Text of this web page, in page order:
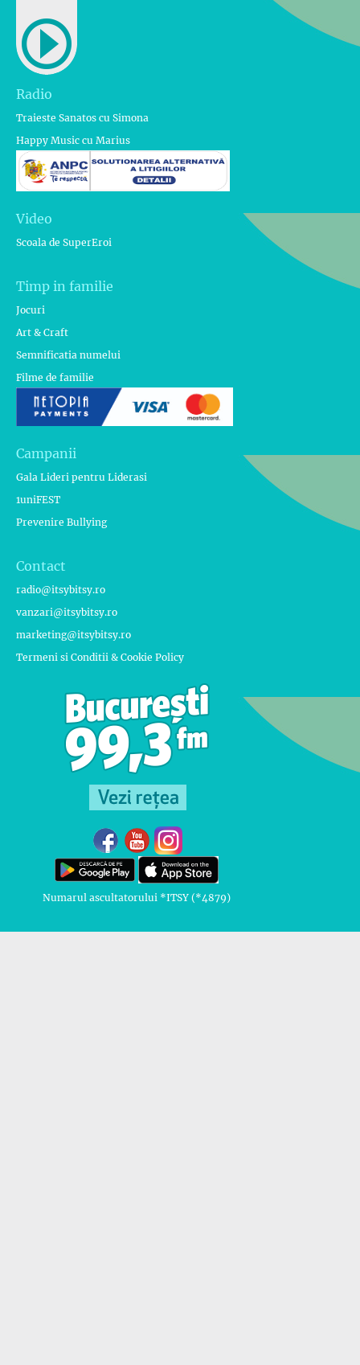
Radio
Traieste Sanatos cu Simona
Happy Music cu Marius
Video
Scoala de SuperEroi
Timp in familie
Jocuri
Art & Craft
Semnificatia numelui
Filme de familie
Campanii
Gala Lideri pentru Liderasi
1uniFEST
Prevenire Bullying
Contact
radio@itsybitsy.ro
vanzari@itsybitsy.ro
marketing@itsybitsy.ro
Termeni si Conditii & Cookie Policy
Numarul ascultatorului *ITSY (*4879)